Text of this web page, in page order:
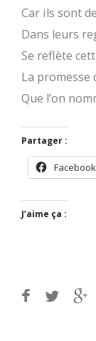
Car ils sont
Dans leurs
Se reflète
La promesse
Que l’on
Partager :
Facebook
J’aime ça :